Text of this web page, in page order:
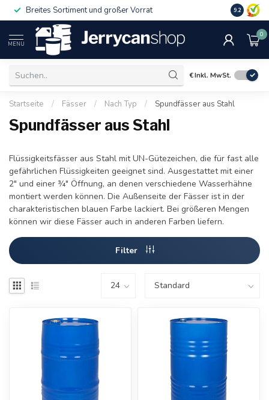
Breites Sortiment und großer Vorrat 9.2
MENU
0
€Inkl. MwSt.
Startseite / Fässer / Nach Typ / Spundfässer aus Stahl
Spundfässer aus Stahl
Flüssigkeitsfässer aus Stahl mit UN-Gütezeichen, die für fast alle
gefährlichen Flüssigkeiten geeignet sind. Ausgestattet mit einer
2" und einer ¾" Öffnung, an denen verschiedene Wasserhähne
montiert werden können. Die Außenseite der Fässer ist in der
charakteristischen blauen Farbe lackiert. Bei größeren Mengen
können wir diese Fässer auch in anderen Farben liefern.
Filter